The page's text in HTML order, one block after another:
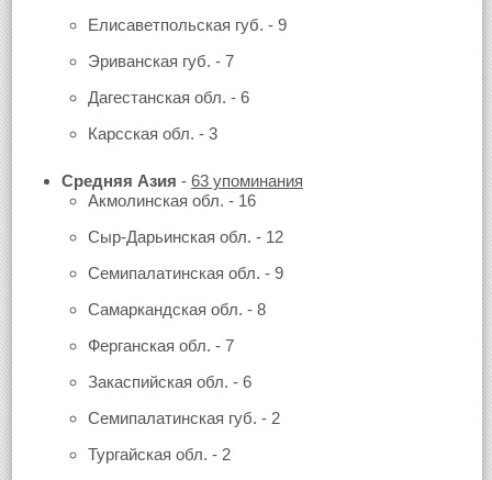
Елисаветпольская губ. - 9
Эриванская губ. - 7
Дагестанская обл. - 6
Карсская обл. - 3
Средняя Азия - 63 упоминания
Акмолинская обл. - 16
Сыр-Дарьинская обл. - 12
Семипалатинская обл. - 9
Самаркандская обл. - 8
Ферганская обл. - 7
Закаспийская обл. - 6
Семипалатинская губ. - 2
Тургайская обл. - 2